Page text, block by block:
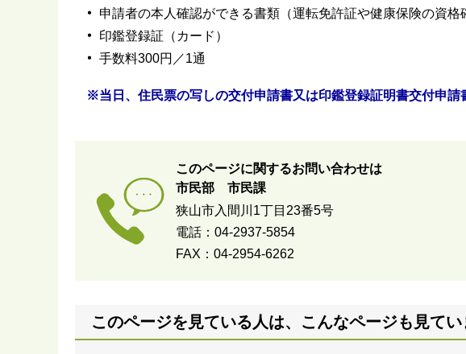
申請者の本人確認ができる書類（運転免許証や健康保険の資格
印鑑登録証（カード）
手数料300円／1通
※当日、住民票の写しの交付申請書又は印鑑登録証明書交付申請
このページに関するお問い合わせは
市民部 市民課
狭山市入間川1丁目23番5号
電話：04-2937-5854
FAX：04-2954-6262
このページを見ている人は、こんなページも見てい